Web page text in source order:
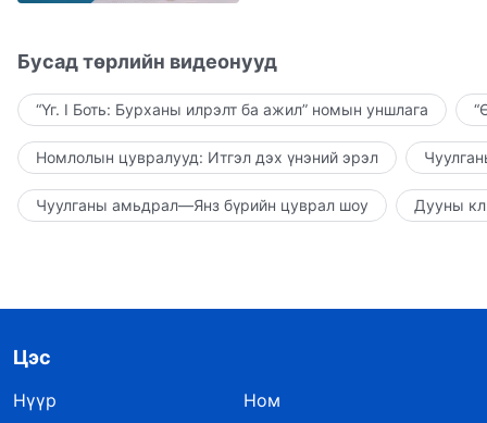
Бусад төрлийн видеонууд
“Үг. I Боть: Бурханы илрэлт ба ажил” номын уншлага
Номлолын цувралууд: Итгэл дэх үнэний эрэл
Чуулганы амьдрал—Янз бүрийн цуврал шоу Дууны
Цэс
Нүүр
Ном